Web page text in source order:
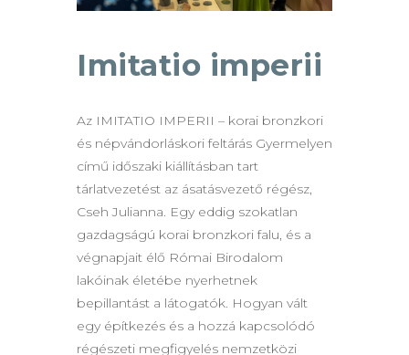
Imitatio imperii
Az IMITATIO IMPERII – korai bronzkori
és népvándorláskori feltárás Gyermelyen
című időszaki kiállításban tart
tárlatvezetést az ásatásvezető régész,
Cseh Julianna. Egy eddig szokatlan
gazdagságú korai bronzkori falu, és a
végnapjait élő Római Birodalom
lakóinak életébe nyerhetnek
bepillantást a látogatók. Hogyan vált
egy építkezés és a hozzá kapcsolódó
régészeti megfigyelés nemzetközi